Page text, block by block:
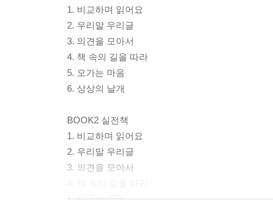
1. 비교하며 읽어요
2. 우리말 우리글
3. 의견을 모아서
4. 책 속의 길을 따라
5. 오가는 마음
6. 상상의 날개
BOOK2 실전책
1. 비교하며 읽어요
2. 우리말 우리글
3. 의견을 모아서
5. 오가는 마음